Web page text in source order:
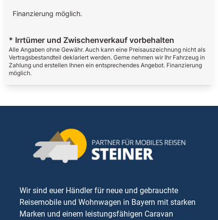
Finanzierung möglich.
* Irrtümer und Zwischenverkauf vorbehalten
Alle Angaben ohne Gewähr. Auch kann eine Preisauszeichnung nicht als
Vertragsbestandteil deklariert werden. Gerne nehmen wir Ihr Fahrzeug in
Zahlung und erstellen Ihnen ein entsprechendes Angebot. Finanzierung
möglich.
Wir sind euer Händler für neue und gebrauchte
Reisemobile und Wohnwagen in Bayern mit starken
Marken und einem leistungsfähigen Caravan